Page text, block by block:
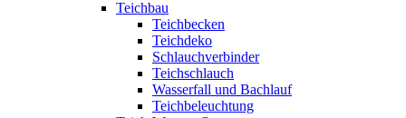
Teichbau
Teichbecken
Teichdeko
Schlauchverbinder
Teichschlauch
Wasserfall und Bachlauf
Teichbeleuchtung